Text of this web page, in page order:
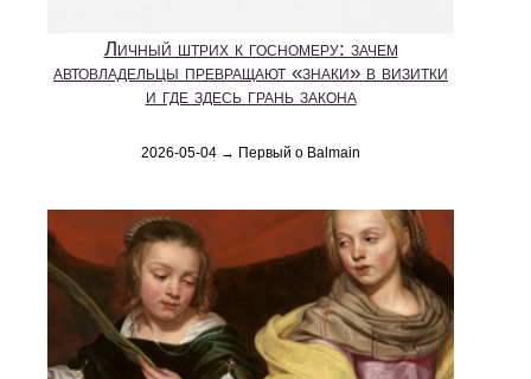
Личный штрих к госномеру: зачем
автовладельцы превращают «знаки» в визитки
и где здесь грань закона
2026-05-04 → Первый о Balmain